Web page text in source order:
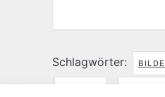
Schlagwörter:
,